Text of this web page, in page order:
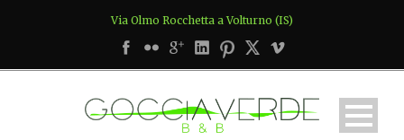
Via Olmo Rocchetta a Volturno (IS)